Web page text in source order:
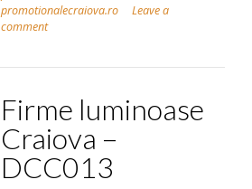
promotionalecraiova.ro
Leave a
comment
Firme luminoase
Craiova –
DCC013